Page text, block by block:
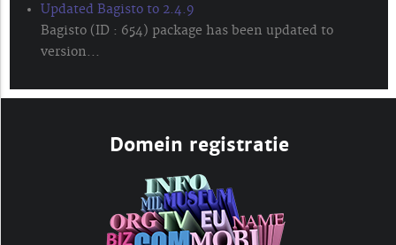
Updated Bagisto to 2.4.9
Bagisto (ID : 654) package has been updated to
version...
Domein registratie